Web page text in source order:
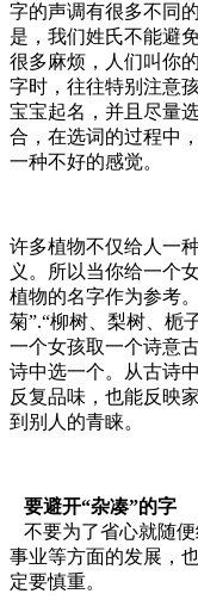
字的声调有很多不同
是，我们姓氏不能避
很多麻烦，人们叫你
字时，往往特别注意
宝宝起名，并且尽量
合，在选词的过程中
一种不好的感觉。
许多植物不仅给人一
义。所以当你给一个
植物的名字作为参考
菊”.“柳树、梨树、栀
一个女孩取一个诗意
诗中选一个。从古诗
反复品味，也能反映
到别人的青睐。
要避开“杂凑”的字
不要为了省心就随便
事业等方面的发展，
定要慎重。